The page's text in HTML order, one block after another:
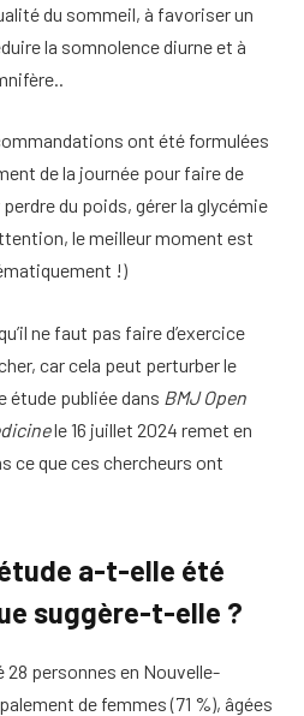
du sommeil, à favoriser un
la somnolence diurne et à
ont été formulées
de la journée pour faire de
du poids, gérer la glycémie
le meilleur moment est
!)
ne faut pas faire d’exercice
car cela peut perturber le
étude publiée dans BMJ Open
le 16 juillet 2024 remet en
ce que ces chercheurs ont
a-t-elle été
suggère-t-elle ?
personnes en Nouvelle-
de femmes (71 %), âgées